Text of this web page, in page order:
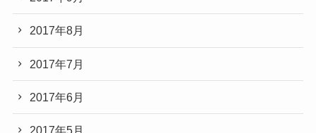
2017年8月
2017年7月
2017年6月
2017年5月